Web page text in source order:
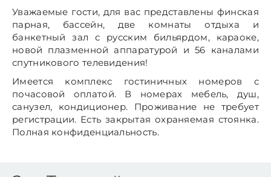
Уважаемые гости, для вас представлены финская
парная, бассейн, две комнаты отдыха и
банкетный зал с русским бильярдом, караоке,
новой плазменной аппаратурой и 56 каналами
спутникового телевидения!
Имеется комплекс гостиничных номеров с
почасовой оплатой. В номерах мебель, душ,
санузел, кондиционер. Проживание не требует
регистрации. Есть закрытая охраняемая стоянка.
Полная конфиденциальность.